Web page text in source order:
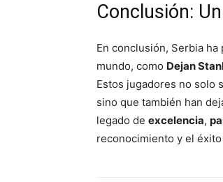
Conclusión:
En conclusión, Serbia
mundo, como Dejan
Estos jugadores no solo
sino que también han
legado de excelencia,
reconocimiento y el